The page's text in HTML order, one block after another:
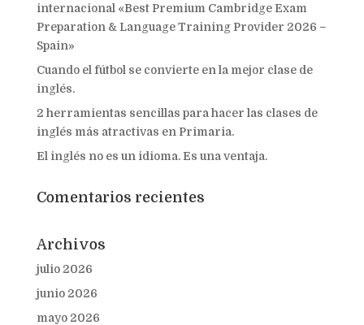
internacional «Best Premium Cambridge Exam
Preparation & Language Training Provider 2026 –
Spain»
Cuando el fútbol se convierte en la mejor clase de
inglés.
2 herramientas sencillas para hacer las clases de
inglés más atractivas en Primaria.
El inglés no es un idioma. Es una ventaja.
Comentarios recientes
Archivos
julio 2026
junio 2026
mayo 2026